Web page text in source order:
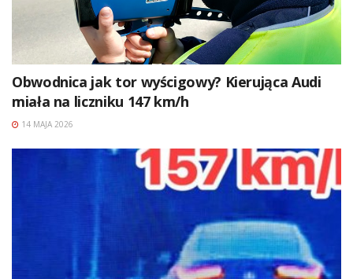
Obwodnica jak tor wyścigowy? Kierująca Audi
miała na liczniku 147 km/h
14 MAJA 2026